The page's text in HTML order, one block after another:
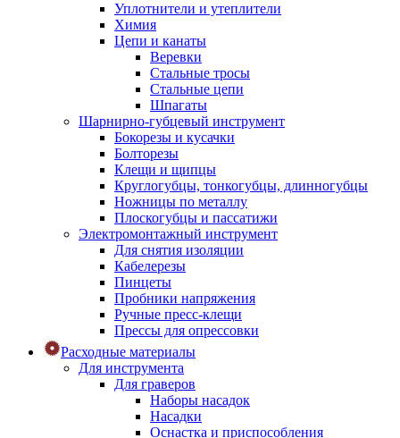
Уплотнители и утеплители
Химия
Цепи и канаты
Веревки
Стальные тросы
Стальные цепи
Шпагаты
Шарнирно-губцевый инструмент
Бокорезы и кусачки
Болторезы
Клещи и щипцы
Круглогубцы, тонкогубцы, длинногубцы
Ножницы по металлу
Плоскогубцы и пассатижи
Электромонтажный инструмент
Для снятия изоляции
Кабелерезы
Пинцеты
Пробники напряжения
Ручные пресс-клещи
Прессы для опрессовки
Расходные материалы
Для инструмента
Для граверов
Наборы насадок
Насадки
Оснастка и приспособления